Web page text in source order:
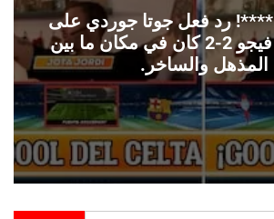
اذهب إلى F****! رد فعل جوتا جوردي على
نتيجة سيلتا فيجو 2-2 كان في مكان ما بين
المذهل والساخر.